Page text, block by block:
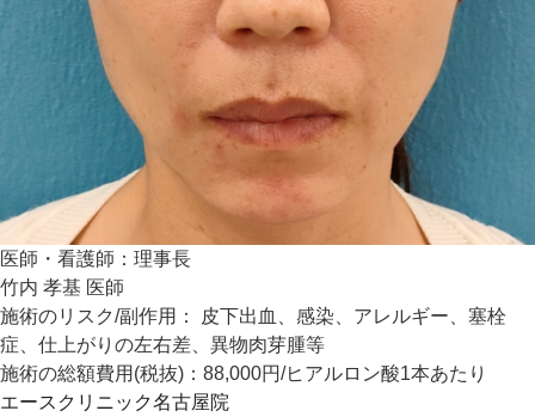
医師・看護師： 理事長
竹内 孝基 医師
施術のリスク/副作用：
皮下出血、感染、アレルギー、塞栓
症、仕上がりの左右差、異物肉芽腫等
施術の総額費用(税抜)： 88,000円/ヒアルロン酸1本あたり
エースクリニック名古屋院